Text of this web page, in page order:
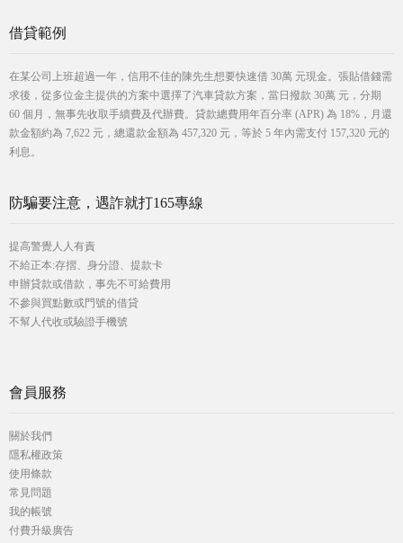
借貸範例
在某公司上班超過一年，信用不佳的陳先生想要快速借 30萬 元現金。張貼借錢需
求後，從多位金主提供的方案中選擇了汽車貸款方案，當日撥款 30萬 元，分期
60 個月，無事先收取手續費及代辦費。貸款總費用年百分率 (APR) 為 18%，月還
款金額約為 7,622 元，總還款金額為 457,320 元，等於 5 年內需支付 157,320 元的
利息。
防騙要注意，遇詐就打165專線
提高警覺人人有責
不給正本:存摺、身分證、提款卡
申辦貸款或借款，事先不可給費用
不參與買點數或門號的借貸
不幫人代收或驗證手機號
會員服務
關於我們
隱私權政策
使用條款
常見問題
我的帳號
付費升級廣告